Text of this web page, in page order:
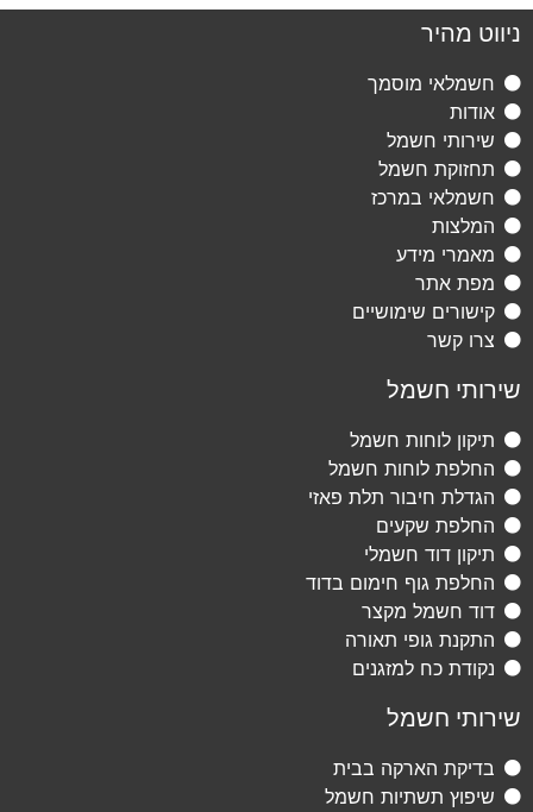
ניווט מהיר
חשמלאי מוסמך
אודות
שירותי חשמל
תחזוקת חשמל
חשמלאי במרכז
המלצות
מאמרי מידע
מפת אתר
קישורים שימושיים
צרו קשר
שירותי חשמל
תיקון לוחות חשמל
החלפת לוחות חשמל
הגדלת חיבור תלת פאזי
החלפת שקעים
תיקון דוד חשמלי
החלפת גוף חימום בדוד
דוד חשמל מקצר
התקנת גופי תאורה
נקודת כח למזגנים
שירותי חשמל
בדיקת הארקה בבית
שיפוץ תשתיות חשמל